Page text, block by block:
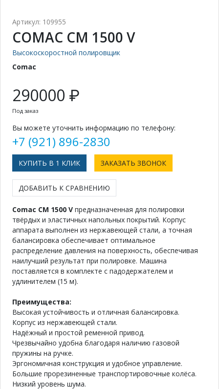
Артикул: 109955
COMAC CM 1500 V
Высокоскоростной полировщик
Comac
290000 ₽
Под заказ
Вы можете уточнить информацию по телефону:
+7 (921) 896-2830
КУПИТЬ В 1 КЛИК ЗАКАЗАТЬ ЗВОНОК
ДОБАВИТЬ К СРАВНЕНИЮ
Comac CM 1500 V предназначенная для полировки
твёрдых и эластичных напольных покрытий. Корпус
аппарата выполнен из нержавеющей стали, а точная
балансировка обеспечивает оптимальное
распределение давления на поверхность, обеспечивая
наилучший результат при полировке. Машина
поставляется в комплекте с падодержателем и
удлинителем (15 м).
Преимущества:
Высокая устойчивость и отличная балансировка.
Корпус из нержавеющей стали.
Надёжный и простой ременной привод.
Чрезвычайно удобна благодаря наличию газовой
пружины на ручке.
Эргономичная конструкция и удобное управление.
Большие прорезиненные транспортировочные колёса.
Низкий уровень шума.